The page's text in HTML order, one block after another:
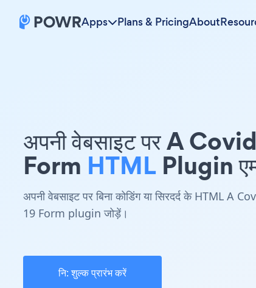
Apps Plans & PricingAbout
अपनी वेबसाइट पर A
Form HTML Plugin
अपनी वेबसाइट पर बिना कोडिंग या सिरदर्द के HTML A
19 Form plugin जोड़ें।
नि: शुल्क प्रारंभ करें